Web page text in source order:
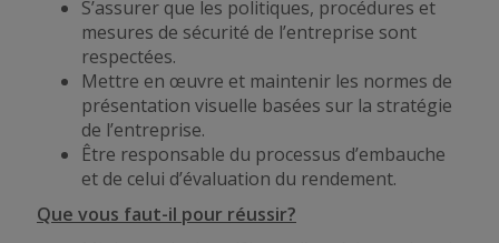
S’assurer que les politiques, procédures et
mesures de sécurité de l’entreprise sont
respectées.
Mettre en œuvre et maintenir les normes de
présentation visuelle basées sur la stratégie
de l’entreprise.
Être responsable du processus d’embauche
et de celui d’évaluation du rendement.
Que vous faut-il pour réussir?